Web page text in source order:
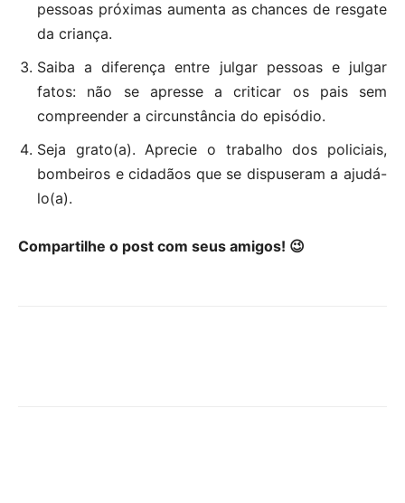
pessoas próximas aumenta as chances de resgate
da criança.
Saiba a diferença entre julgar pessoas e julgar
fatos: não se apresse a criticar os pais sem
compreender a circunstância do episódio.
Seja grato(a). Aprecie o trabalho dos policiais,
bombeiros e cidadãos que se dispuseram a ajudá-
lo(a).
Compartilhe o post com seus amigos! 😉